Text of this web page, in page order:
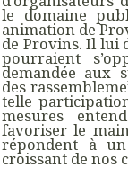
le domaine
animation de
de Provins. Il lui
pourraient
demandée aux
des
telle
mesures
favoriser le
répondent à
croissant de nos